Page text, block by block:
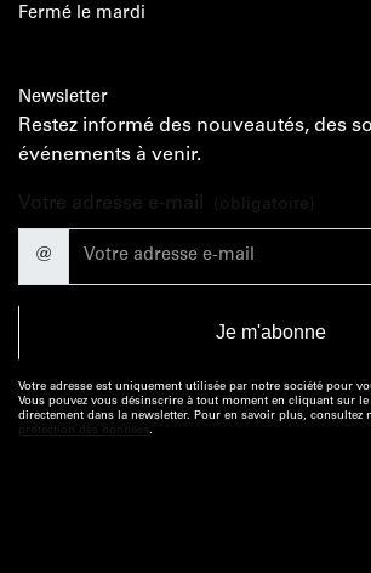
Fermé le mardi
Newsletter
Restez informé des nouveautés, des
événements à venir.
Votre adresse e-mail (obligatoire)
@
Votre adresse est uniquement utilisée par notre société pour
Vous pouvez vous désinscrire à tout moment en cliquant sur
directement dans la newsletter. Pour en savoir plus, consultez
protection des données .